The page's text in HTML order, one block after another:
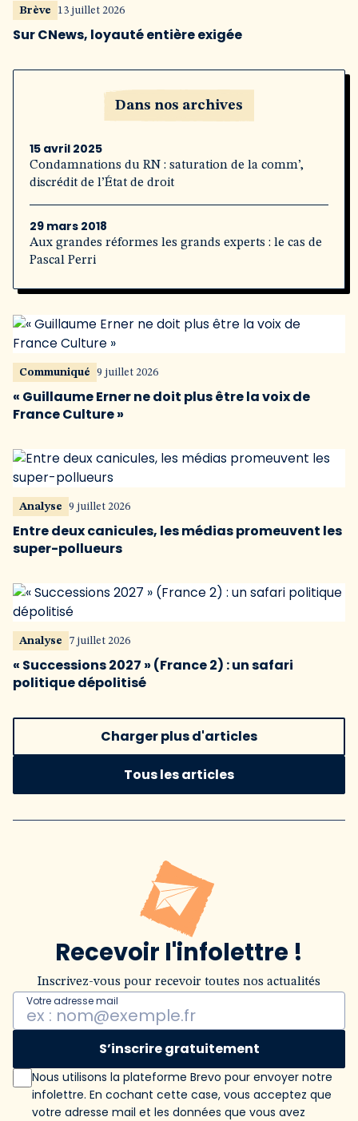
Brève 13 juillet 2026
Sur CNews, loyauté entière exigée
Dans nos archives
15 avril 2025
Condamnations du RN : saturation de la comm’,
discrédit de l’État de droit
29 mars 2018
Aux grandes réformes les grands experts : le cas de
Pascal Perri
Communiqué 9 juillet 2026
« Guillaume Erner ne doit plus être la voix de
France Culture »
Analyse 9 juillet 2026
Entre deux canicules, les médias promeuvent les
super-pollueurs
Analyse 7 juillet 2026
« Successions 2027 » (France 2) : un safari
politique dépolitisé
Charger plus d'articles
Tous les articles
Recevoir l'infolettre !
Inscrivez-vous pour recevoir toutes nos actualités
Votre adresse mail
S’inscrire gratuitement
Nous utilisons la plateforme Brevo pour envoyer notre
infolettre. En cochant cette case, vous acceptez que
votre adresse mail et les données que vous avez